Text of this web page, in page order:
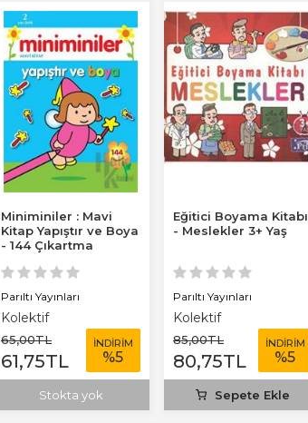
Miniminiler : Mavi
Kitap Yapıştır ve Boya
- 144 Çıkartma
Parıltı Yayınları
Kolektif
65,00TL
61,75TL
İNDİRİM
%5
Stokta yok
Eğitici Boyama Kitabı
- Meslekler 3+ Yaş
Parıltı Yayınları
Kolektif
85,00TL
80,75TL
İNDİRİM
%5
Sepete Ekle